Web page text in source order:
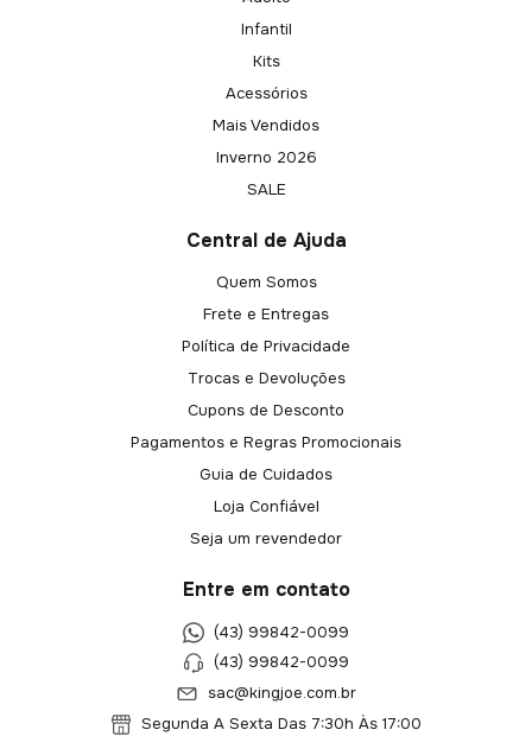
Infantil
Kits
Acessórios
Mais Vendidos
Inverno 2026
SALE
Central de Ajuda
Quem Somos
Frete e Entregas
Política de Privacidade
Trocas e Devoluções
Cupons de Desconto
Pagamentos e Regras Promocionais
Guia de Cuidados
Loja Confiável
Seja um revendedor
Entre em contato
(43) 99842-0099
(43) 99842-0099
sac@kingjoe.com.br
Segunda A Sexta Das 7:30h Às 17:00